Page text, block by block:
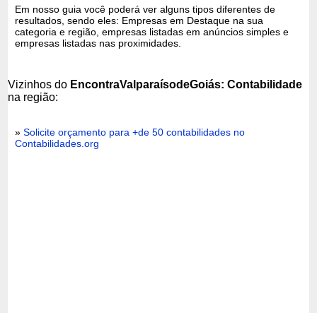
Em nosso guia você poderá ver alguns tipos diferentes de
resultados, sendo eles: Empresas em Destaque na sua
categoria e região, empresas listadas em anúncios simples e
empresas listadas nas proximidades.
Vizinhos do EncontraValparaísodeGoiás: Contabilidade
na região:
»Solicite orçamento para +de 50 contabilidades no
Contabilidades.org